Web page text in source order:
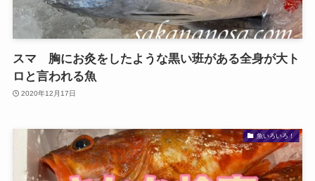
スマ 胸にお灸をしたような黒い班がある全身が大ト
ロと言われる魚
2020年12月17日
魚いろいろ！